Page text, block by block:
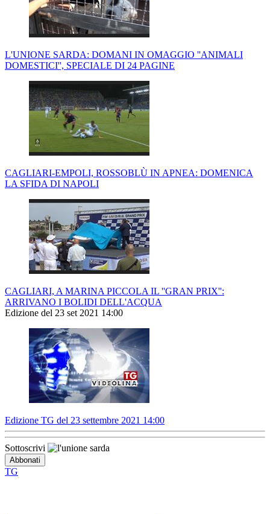
L'UNIONE SARDA: DOMANI IN OMAGGIO ''ANIMALI
DOMESTICI'', SPECIALE DI 24 PAGINE
CAGLIARI-EMPOLI, ROSSOBLÙ IN APNEA: DOMENICA
LA SFIDA DI NAPOLI
CAGLIARI, A MARINA PICCOLA IL ''GRAN PRIX'':
ARRIVANO I BOLIDI DELL'ACQUA
Edizione del 23 set 2021 14:00
Edizione TG del 23 settembre 2021 14:00
Sottoscrivi
TG